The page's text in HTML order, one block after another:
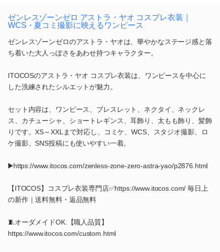
ゼンレスゾーンゼロ アストラ・ヤオ コスプレ衣装｜
WCS・夏コミ撮影に映えるワンピース
ゼンレスゾーンゼロのアストラ・ヤオは、華やかなステージ感と落
ち着いた大人っぽさをあわせ持つキャラクター。
ITOCOSのアストラ・ヤオ コスプレ衣装は、ワンピースを中心に
した洗練されたシルエットが魅力。
セット内容は、ワンピース、ブレスレット、ネクタイ、ネックレ
ス、カチューシャ、ショートレギンス、耳飾り、太もも飾り、髪飾
りです。XS～XXLまで対応し、コミケ、WCS、スタジオ撮影、ロ
ケ撮影、SNS投稿にも使いやすい一着。
▶️https://www.itocos.com/zenless-zone-zero-astra-yao/p2876.html
【ITOCOS】コスプレ衣装専門店✅https://www.itocos.com/ 毎日上
の新作｜送料無料・返品無料
🧵オーダメイドOK.【職人品質】
https://www.itocos.com/custom.html